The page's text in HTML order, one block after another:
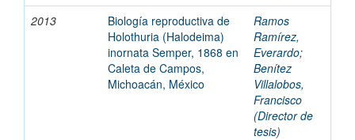
2013
Biología reproductiva de
Holothuria (Halodeima)
inornata Semper, 1868 en
Caleta de Campos,
Michoacán, México
Ramos
Ramírez,
Everardo;
Benítez
Villalobos,
Francisco
(Director de
tesis)